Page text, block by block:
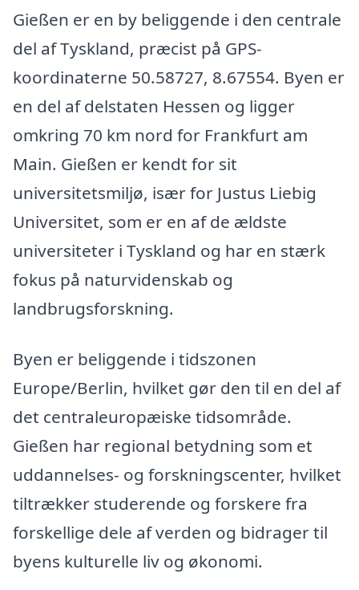
Gießen er en by beliggende i den centrale
del af Tyskland, præcist på GPS-
koordinaterne 50.58727, 8.67554. Byen er
en del af delstaten Hessen og ligger
omkring 70 km nord for Frankfurt am
Main. Gießen er kendt for sit
universitetsmiljø, især for Justus Liebig
Universitet, som er en af de ældste
universiteter i Tyskland og har en stærk
fokus på naturvidenskab og
landbrugsforskning.
Byen er beliggende i tidszonen
Europe/Berlin, hvilket gør den til en del af
det centraleuropæiske tidsområde.
Gießen har regional betydning som et
uddannelses- og forskningscenter, hvilket
tiltrækker studerende og forskere fra
forskellige dele af verden og bidrager til
byens kulturelle liv og økonomi.